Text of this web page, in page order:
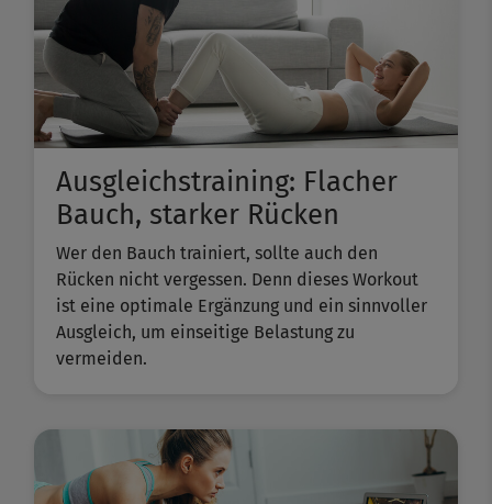
Ausgleichstraining: Flacher
Bauch, starker Rücken
Wer den Bauch trainiert, sollte auch den
Rücken nicht vergessen. Denn dieses Workout
ist eine optimale Ergänzung und ein sinnvoller
Ausgleich, um einseitige Belastung zu
vermeiden.